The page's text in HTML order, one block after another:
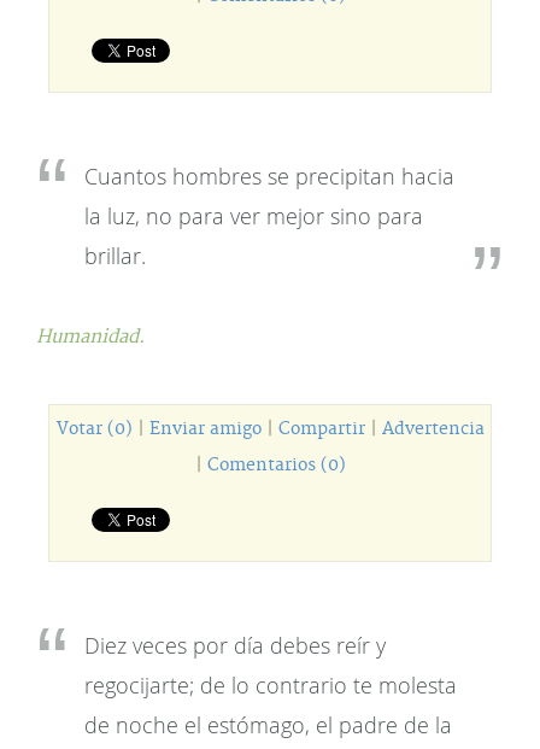
Cuantos hombres se precipitan hacia
la luz, no para ver mejor sino para
brillar.
Humanidad.
Votar (0) Enviar amigo| Compartir| Advertencia
Comentarios (0)
Diez veces por día debes reír y
regocijarte; de lo contrario te molesta
de noche el estómago, el padre de la